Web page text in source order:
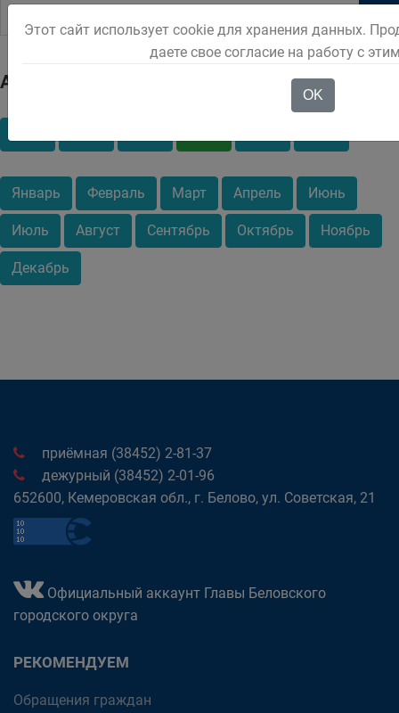
Архив
Январь Февраль Март Апрель Июнь
Июль Август Сентябрь Октябрь Ноябрь
Декабрь
приёмная (38452) 2-81-37
дежурный (38452) 2-01-96
652600, Кемеровская обл., г. Белово, ул. Советская, 21
Официальный аккаунт Главы Беловского
городского округа
РЕКОМЕНДУЕМ
Обращения граждан
Этот сайт использует cookie для хранения данных.
даете свое согласие на работу с
OK